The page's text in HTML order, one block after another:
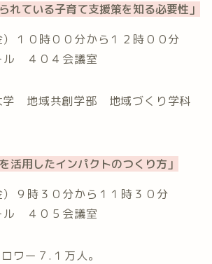
れている子育て支援策を知る必要性」
）⁡１０時００分から１２時００分
ル ４０４会議室⁡
学 地域共創学部 地域づくり学科
活用したインパクトのつくり方」
）⁡９時３０分から１１時３０分
ル ４０５会議室⁡
ワー７.１万人。